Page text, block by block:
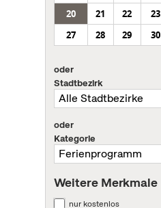
20
21 22 23
27
28 29 30
oder
Stadtbezirk
oder
Kategorie
Weitere Merkmale
nur kostenlos